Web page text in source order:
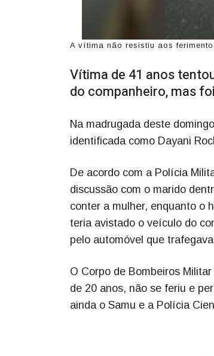
A vítima não resistiu aos
Vítima de 41 anos
do companheiro, mas
Na madrugada deste
identificada como Dayani
De acordo com a Polícia
discussão com o marido
conter a mulher, enquanto o
teria avistado o veículo do
pelo automóvel que
O Corpo de Bombeiros
de 20 anos, não se feriu e
ainda o Samu e a Polícia